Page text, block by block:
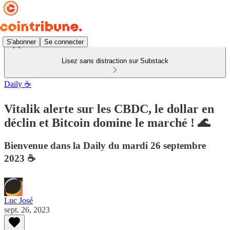
S'abonner Se connecter
Lisez sans distraction sur Substack
Daily ☕
Vitalik alerte sur les CBDC, le dollar en
déclin et Bitcoin domine le marché ! 🌊
Bienvenue dans la Daily du mardi 26 septembre
2023 ☕️
Luc José
sept. 26, 2023